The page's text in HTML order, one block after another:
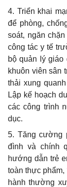
4. Triển khai
để phòng,
soát, ngăn
công tác y tế
bộ quản lý giáo
khuôn viên sân
thải xung
Lập kế hoạch
các công trình
dục.
5. Tăng cường
đình và chính
hướng dẫn trẻ
toàn thực
hành thường